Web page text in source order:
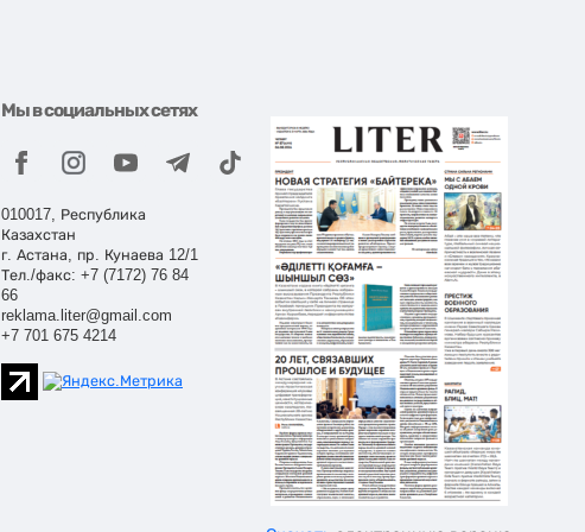
Мы в социальных сетях
010017, Республика
Казахстан
г. Астана, пр. Кунаева 12/1
Тел./факс: +7 (7172) 76 84
66
reklama.liter@gmail.com
+7 701 675 4214